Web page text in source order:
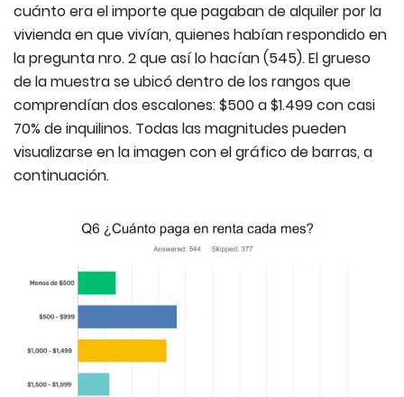
cuánto era el importe que pagaban de alquiler por la
vivienda en que vivían, quienes habían respondido en
la pregunta nro. 2 que así lo hacían (545). El grueso
de la muestra se ubicó dentro de los rangos que
comprendían dos escalones: $500 a $1.499 con casi
70% de inquilinos. Todas las magnitudes pueden
visualizarse en la imagen con el gráfico de barras, a
continuación.